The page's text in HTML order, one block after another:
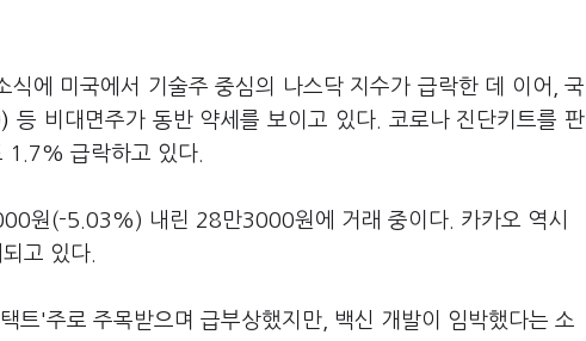
에 미국에서 기술주 중심의 나스닥 지수가 급락한 데 이어, 국
등 비대면주가 동반 약세를 보이고 있다. 코로나 진단키트를 판
1.7% 급락하고 있다.
원(-5.03%) 내린 28만3000원에 거래 중이다. 카카오 역시
고 있다.
트'주로 주목받으며 급부상했지만, 백신 개발이 임박했다는 소